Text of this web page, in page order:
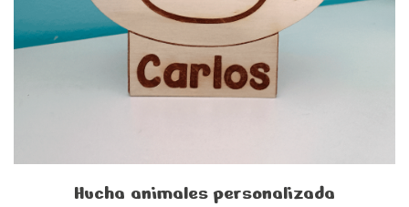
Hucha animales personalizada